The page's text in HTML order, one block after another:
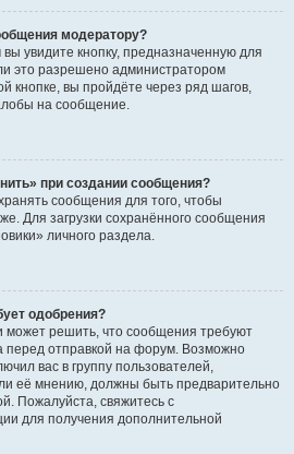
модератору?
увидите кнопку, предназначенную для
это разрешено администратором
кнопке, вы пройдёте через ряд шагов,
на сообщение.
при создании сообщения?
сообщения для того, чтобы
Для загрузки сохранённого сообщения
личного раздела.
одобрения?
решить, что сообщения требуют
перед отправкой на форум. Возможно
вас в группу пользователей,
её мнению, должны быть предварительно
Пожалуйста, свяжитесь с
для получения дополнительной